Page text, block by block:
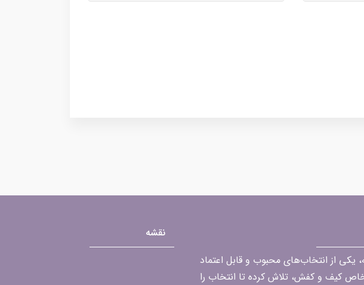
یکی از انتخاب‌های محبوب و قابل اعتماد
کیف و کفش، تلاش کرده تا انتخاب را
نقشه